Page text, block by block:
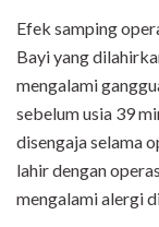
Efek samping
Bayi yang
mengalami
sebelum usia 39
disengaja selama
lahir dengan
mengalami alergi